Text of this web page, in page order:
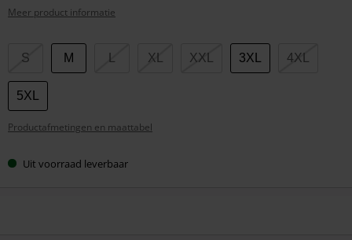
Meer product informatie
Kies
maat
S M XL XXL 3XL 4XL
5XL
Productafmetingen en maattabel
Uit voorraad leverbaar